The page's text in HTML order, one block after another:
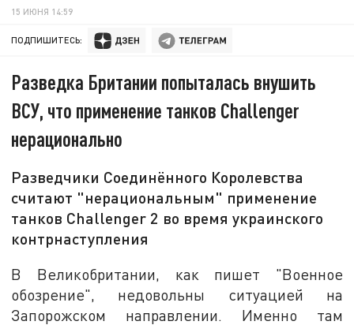
15 ИЮНЯ 14:59
ПОДПИШИТЕСЬ:
Разведка Британии попыталась внушить
ВСУ, что применение танков Challenger
нерационально
Разведчики Соединённого Королевства
считают "нерациональным" применение
танков Challenger 2 во время украинского
контрнаступления
В Великобритании, как пишет "Военное
обозрение", недовольны ситуацией на
Запорожском направлении. Именно там